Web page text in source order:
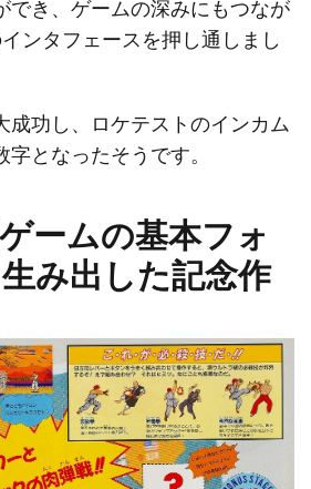
でき、ゲームの深みにもつなが
ンタフェースを押し通しまし
成功し、ロケテストのインカム
となったそうです。
ームの基本フォ
み出した記念作